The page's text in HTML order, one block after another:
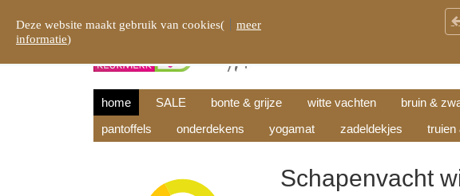
home SALE bonte & grijze witte vachten bruin &
pantoffels
onderdekens yogamat zadeldekjes truien
Schapenvacht
Deze website maakt gebruik van cookies(
meer
informatie)